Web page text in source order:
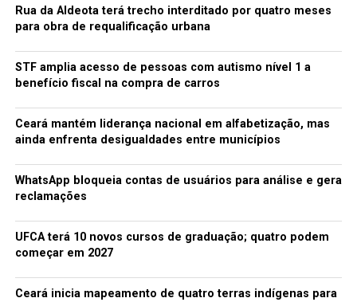
Rua da Aldeota terá trecho interditado por quatro meses
para obra de requalificação urbana
STF amplia acesso de pessoas com autismo nível 1 a
benefício fiscal na compra de carros
Ceará mantém liderança nacional em alfabetização, mas
ainda enfrenta desigualdades entre municípios
WhatsApp bloqueia contas de usuários para análise e gera
reclamações
UFCA terá 10 novos cursos de graduação; quatro podem
começar em 2027
Ceará inicia mapeamento de quatro terras indígenas para